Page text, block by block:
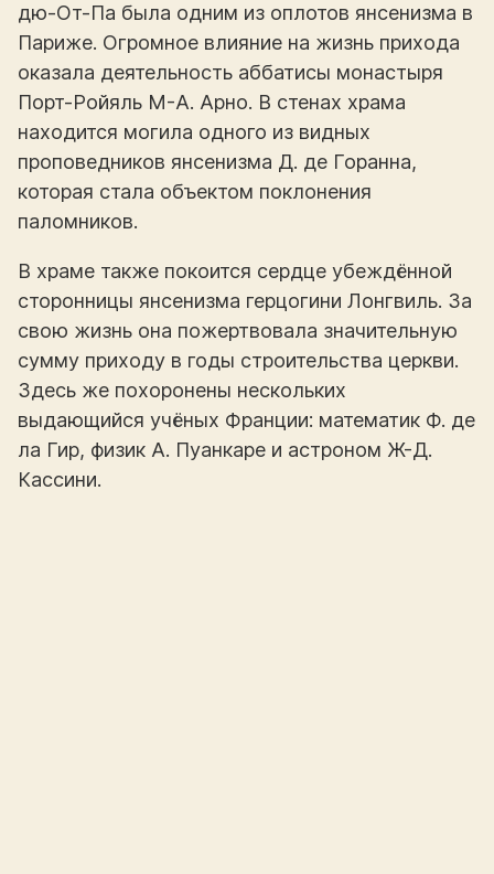
дю-От-Па была одним из оплотов янсенизма в
Париже. Огромное влияние на жизнь прихода
оказала деятельность аббатисы монастыря
Порт-Ройяль М-А. Арно. В стенах храма
находится могила одного из видных
проповедников янсенизма Д. де Горанна,
которая стала объектом поклонения
паломников.
В храме также покоится сердце убеждённой
сторонницы янсенизма герцогини Лонгвиль. За
свою жизнь она пожертвовала значительную
сумму приходу в годы строительства церкви.
Здесь же похоронены нескольких
выдающийся учёных Франции: математик Ф. де
ла Гир, физик А. Пуанкаре и астроном Ж-Д.
Кассини.